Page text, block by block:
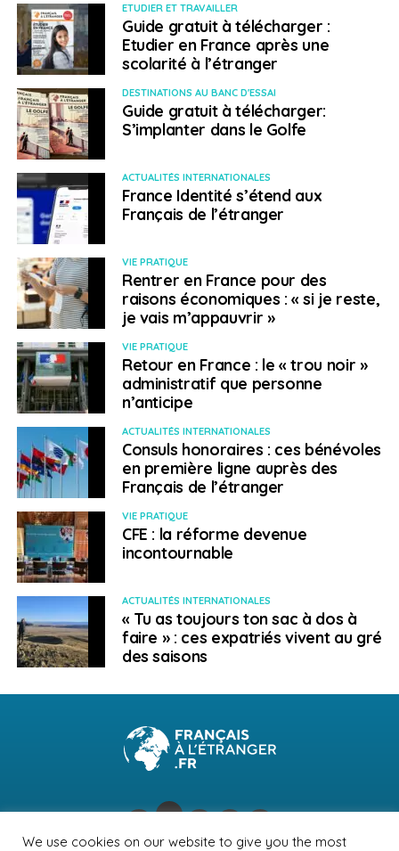
SUJETS ASSOCIÉS: EFE INTERNATIONAL
ENQUÊTE
ENTREPRENEUR
A SUIVRE
Renforcer le lien entre les entrepreneurs
français de l’étranger et la France
Un premier pas vers la compréhension du
recours au travail détaché
Laura Mousnier
ETUDIER ET TRAVAILLER
Guide gratuit à télécharger :
Etudier en France après une
scolarité à l’étranger
DESTINATIONS AU BANC D'ESSAI
Guide gratuit à télécharger:
S’implanter dans le Golfe
ACTUALITÉS INTERNATIONALES
France Identité s’étend aux
Français de l’étranger
VIE PRATIQUE
Rentrer en France pour des
raisons économiques : « si je reste,
je vais m’appauvrir »
VIE PRATIQUE
Retour en France : le « trou noir »
administratif que personne
n’anticipe
ACTUALITÉS INTERNATIONALES
Consuls honoraires : ces bénévoles
en première ligne auprès des
Français de l’étranger
VIE PRATIQUE
CFE : la réforme devenue
incontournable
ACTUALITÉS INTERNATIONALES
« Tu as toujours ton sac à dos à
faire » : ces expatriés vivent au gré
des saisons
We use cookies on our website to give you the most